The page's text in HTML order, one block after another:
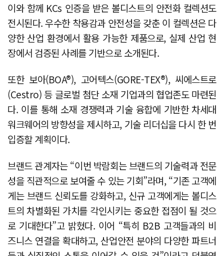
이와 함께 KCs 인증을 받은 볼디스트의 안전화 컬렉션도
전시된다. 우수한 착용감과 안전성을 갖춘 이 컬렉션은 다
양한 산업 환경에서 활용 가능한 제품으로, 실제 산업 현
장에서 검증된 사례를 기반으로 소개된다.
또한 보아(BOA®), 고어텍스(GORE-TEX®), 씨에스트로
(Cestro) 등 글로벌 첨단 소재 기업과의 협업존도 마련된
다. 이를 통해 소재 경쟁력과 기술 융합에 기반한 차세대
워크웨어의 방향성을 제시하고, 기술 리더십을 다시 한 번
입증할 계획이다.
브랜드 관계자는 “이번 박람회는 브랜드의 기술력과 전문
성을 직관적으로 보여줄 수 있는 기회”라며, “기존 고객에
게는 브랜드 신뢰도를 강화하고, 신규 고객에게는 볼디스
트의 차별화된 가치를 각인시키는 중요한 접점이 될 것으
로 기대한다”고 밝혔다. 이어 “특히 B2B 고객들과의 비
즈니스 연결을 확대하고, 산업안전 분야의 다양한 파트너